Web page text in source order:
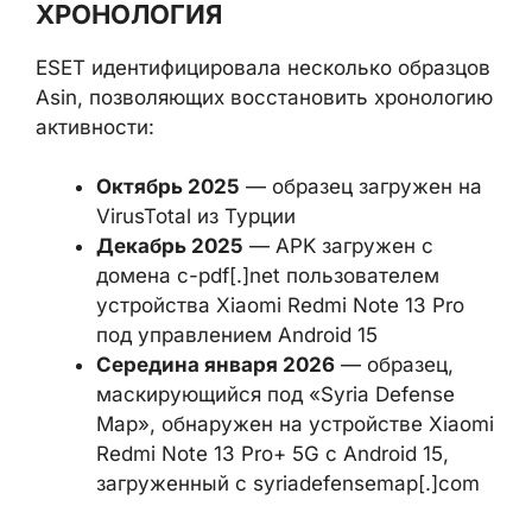
образцов Asin, позволяющих восстановить
хронологию активности:
Октябрь 2025
— образец загружен
Декабрь 2025
— APK загружен с
домена c-pdf[.]net пользователем
устройства Xiaomi Redmi Note 13 Pro
под управлением Android 15
Середина января 2026— образец,
маскирующийся под «Syria Defense
Map», обнаружен на устройстве
Xiaomi Redmi Note 13 Pro+ 5G с
Android 15, загруженный с
syriadefensemap[.]com